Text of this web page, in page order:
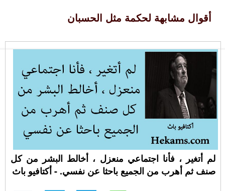
أقوال مشابهة لحكمة مثل الحسبان
لم أتغير ، فأنا اجتماعي منعزل ، أخالط البشر من كل
صنف ثم أهرب من الجميع باحثا عن نفسي. - أكتافيو باث